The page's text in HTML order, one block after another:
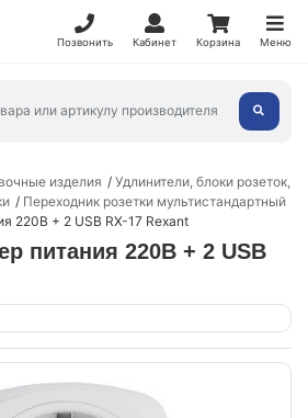
Позвонить Кабинет Корзина Меню
изделия
Удлинители, блоки розеток,
Переходник розетки мультистандартный
220В + 2 USB RX-17 Rexant
питания 220В + 2 USB